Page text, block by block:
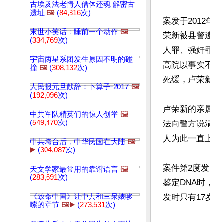
古埃及法老情人借体还魂 解密古
遗址 🖼️ (84,316次)
末世小笑话：睡前一个动作 🖼️
(334,769次)
宇宙两星系团发生原因不明的碰
撞 🖼️ (308,132次)
人民报元旦献辞：卜算子·2017 🖼️
(192,096次)
中共军队精英们的惊人创举 🖼️
(549,470次)
中共垮台后，中华民国在大陆 🖼️
▶️ (304,087次)
天文学家最常用的靠谱语言 🖼️
(283,691次)
《致命中国》让中共和三呆婊哆
嗦的章节 🖼️▶️ (273,531次)
案发于2012
荣新被县警
人罪、强奸
高院以事实
死缓，卢荣
卢荣新的亲
法向警方说
人为此一直
案件第2度
鉴定DNA时
发时只有17